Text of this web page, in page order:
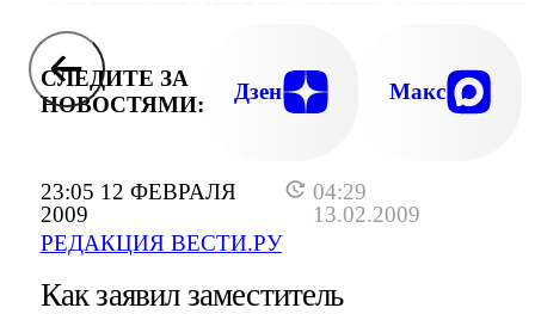
23:05 12 ФЕВРАЛЯ
2009
04:29
13.02.2009
РЕДАКЦИЯ ВЕСТИ.РУ
РОССИЕЙ ДОГОВОР,
ДАЛЬНЕЙШЕЕ ВЗАИМНОЕ
ЯДЕРНЫХ
СЛЕДИТЕ ЗА
НОВОСТЯМИ:
Дзен Макс
Как заявил заместитель